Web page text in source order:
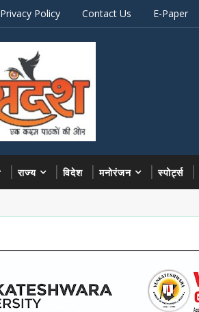
Privacy Policy Contact Us E-Paper
राज्य विदेश मनोरंजन स्पोर्ट्स